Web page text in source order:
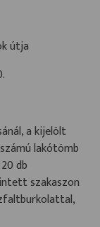
útja
a kijelölt
lakótömb
db
szakaszon